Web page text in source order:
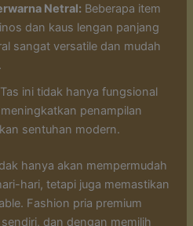
Netral: Beberapa item
dan kaus lengan panjang
sangat versatile dan mudah
Tas ini tidak hanya fungsional
penampilan
sentuhan modern.
hanya akan mempermudah
hari, tetapi juga memastikan
Fashion pria premium
dan dengan memilih